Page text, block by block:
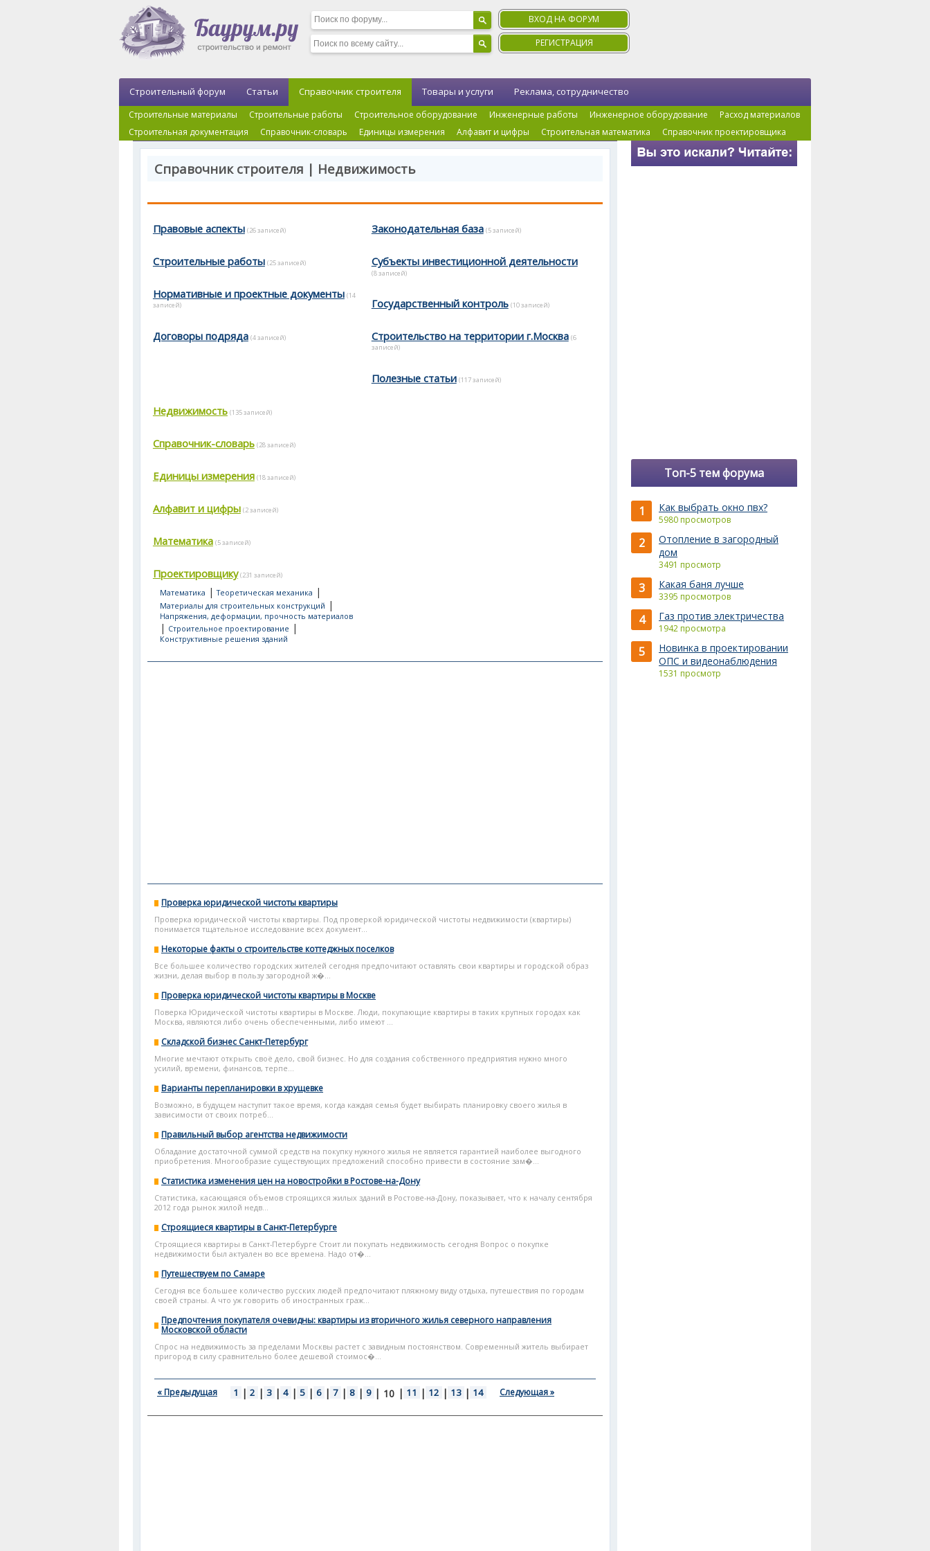
ВХОД НА ФОРУМ
РЕГИСТРАЦИЯ
Строительный форум Статьи Справочник строителя
Строительные материалы Строительные работы Строительное оборудование Инженерные работы Инженерное оборудование
Расход материалов
Строительная документация
Справочник-словарь Единицы измерения Алфавит и цифры Строительная математика Справочник проектировщика
Товары и услуги Реклама, сотрудничество
Справочник строителя | Недвижимость
Правовые аспекты (26 записей)
Строительные работы (25 записей)
Нормативные и проектные документы (14
записей)
Договоры подряда (4 записей)
Законодательная база (5 записей)
Субъекты инвестиционной деятельности
(8 записей)
Государственный контроль (10 записей)
Строительство на территории г.Москва (6
записей)
Полезные статьи (117 записей)
Недвижимость (135 записей)
Справочник-словарь (28 записей)
Единицы измерения (18 записей)
Алфавит и цифры (2 записей)
Математика (5 записей)
Проектировщику (231 записей)
Математика |Теоретическая механика |
Материалы для строительных конструкций |
Напряжения, деформации, прочность материалов
| Строительное проектирование |
Конструктивные решения зданий
Проверка юридической чистоты квартиры
Проверка юридической чистоты квартиры. Под проверкой юридической чистоты недвижимости (квартиры)
понимается тщательное исследование всех документ...
Некоторые факты о строительстве коттеджных поселков
Все большее количество городских жителей сегодня предпочитают оставлять свои квартиры и городской образ
жизни, делая выбор в пользу загородной ж�...
Проверка юридической чистоты квартиры в Москве
Поверка Юридической чистоты квартиры в Москве. Люди, покупающие квартиры в таких крупных городах как
Москва, являются либо очень обеспеченными, либо имеют ...
Складской бизнес Санкт-Петербург
Многие мечтают открыть своё дело, свой бизнес. Но для создания собственного предприятия нужно много
усилий, времени, финансов, терпе...
Варианты перепланировки в хрущевке
Возможно, в будущем наступит такое время, когда каждая семья будет выбирать планировку своего жилья в
зависимости от своих потреб...
Правильный выбор агентства недвижимости
Обладание достаточной суммой средств на покупку нужного жилья не является гарантией наиболее выгодного
приобретения. Многообразие существующих предложений способно привести в состояние зам�...
Статистика изменения цен на новостройки в Ростове-на-Дону
Статистика, касающаяся объемов строящихся жилых зданий в Ростове-на-Дону, показывает, что к началу сентября
2012 года рынок жилой недв...
Строящиеся квартиры в Санкт-Петербурге
Строящиеся квартиры в Санкт-Петербурге Стоит ли покупать недвижимость сегодня Вопрос о покупке
недвижимости был актуален во все времена. Надо от�...
Путешествуем по Самаре
Сегодня все большее количество русских людей предпочитают пляжному виду отдыха, путешествия по городам
своей страны. А что уж говорить об иностранных граж...
Предпочтения покупателя очевидны: квартиры из вторичного жилья северного направления
Московской области
Спрос на недвижимость за пределами Москвы растет с завидным постоянством. Современный житель выбирает
пригород в силу сравнительно более дешевой стоимос�...
« Предыдущая 1 | 2 | 3 | 4 | 5 | 6 | 7 | 8 | 9 | 10 | 11 | 12 | 13 | 14 Следующая »
Топ-5 тем форума
1 Как выбрать окно пвх?
5980 просмотров
2
Отопление в загородный
дом
3491 просмотр
3 Какая баня лучше
3395 просмотров
4 Газ против электричества
1942 просмотра
5
Новинка в проектировании
ОПС и видеонаблюдения
1531 просмотр